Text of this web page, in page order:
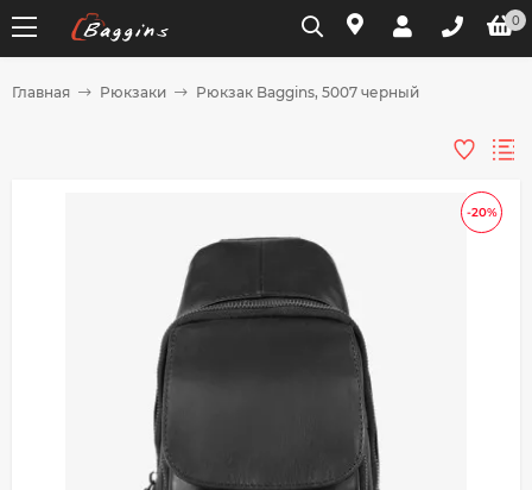
0
Главная Рюкзаки Рюкзак Baggins, 5007 черный
-20%
на части
без переплат
График платежей